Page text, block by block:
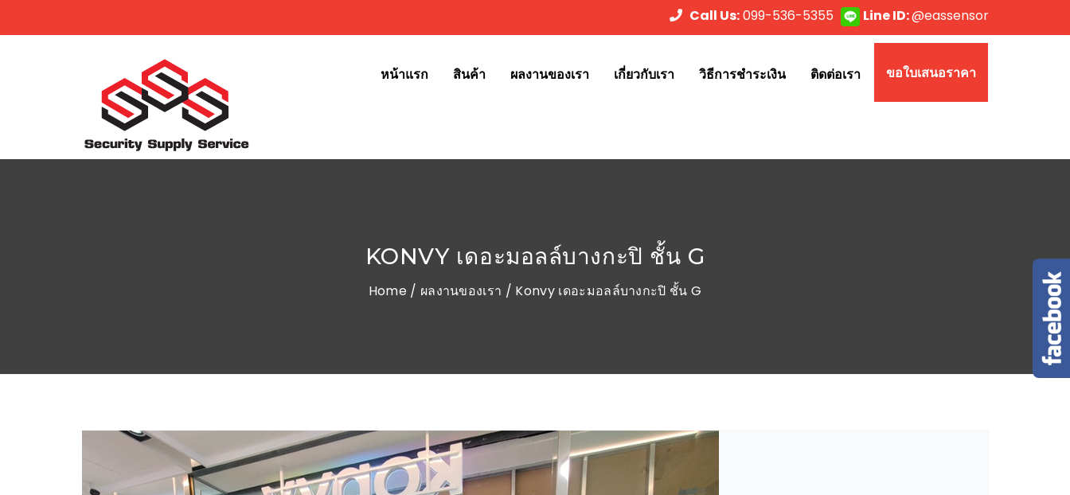
Call Us:099-536-5355 Line ID:@eassensor
หน้าแรก สินค้า ผลงานของเรา เกี่ยวกับเรา วิธีการชำระเงิน ติดต่อเรา ขอใบเสนอราคา
KONVY เดอะมอลล์บางกะปิ ชั้น G
Home / ผลงานของเรา / Konvy เดอะมอลล์บางกะปิ ชั้น G